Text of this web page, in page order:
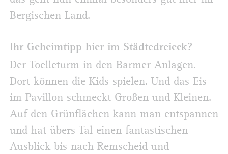
Bergischen Land.
Ihr Geheimtipp hier im Städtedreieck?
Der Toelleturm in den Barmer Anlagen.
Dort können die Kids spielen. Und das Eis
im Pavillon schmeckt Großen und Kleinen.
Auf den Grünflächen kann man entspannen
und hat übers Tal einen fantastischen
Ausblick bis nach Remscheid und